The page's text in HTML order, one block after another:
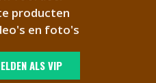
producten
en foto's
ALS VIP